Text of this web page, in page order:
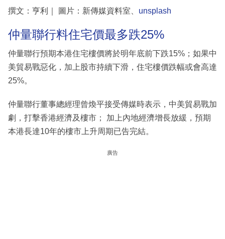
撰文：亨利｜ 圖片：新傳媒資料室、 unsplash
仲量聯行料住宅價最多跌25%
仲量聯行預期本港住宅樓價將於明年底前下跌15%；如果中
美貿易戰惡化，加上股市持續下滑，住宅樓價跌幅或會高達
25%。
仲量聯行董事總經理曾煥平接受傳媒時表示，中美貿易戰加
劇，打擊香港經濟及樓市； 加上內地經濟增長放緩，預期
本港長達10年的樓市上升周期已告完結。
廣告